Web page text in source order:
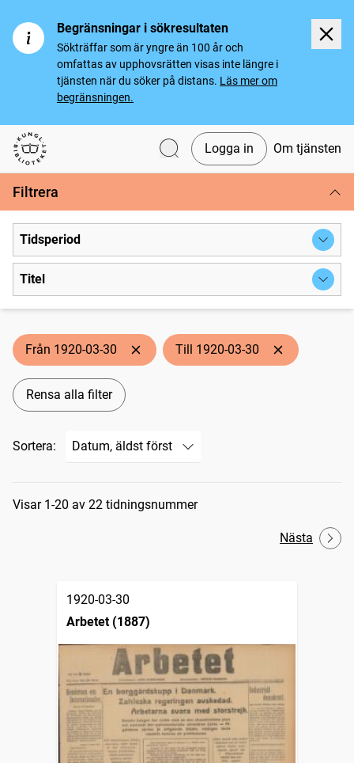
Begränsningar i sökresultaten
Sökträffar som är yngre än 100 år och
omfattas av upphovsrätten visas inte längre i
tjänsten när du söker på distans. Läs mer om
begränsningen.
Svenska tidningar
Logga in Om tjänsten
Filtrera
Tidsperiod
Titel
Från 1920-03-30 Till 1920-03-30
Rensa alla filter
Sortera:
Sökresultat
Visar 1-20 av 22 tidningsnummer
Nästa
1920-03-30
Arbetet (1887)